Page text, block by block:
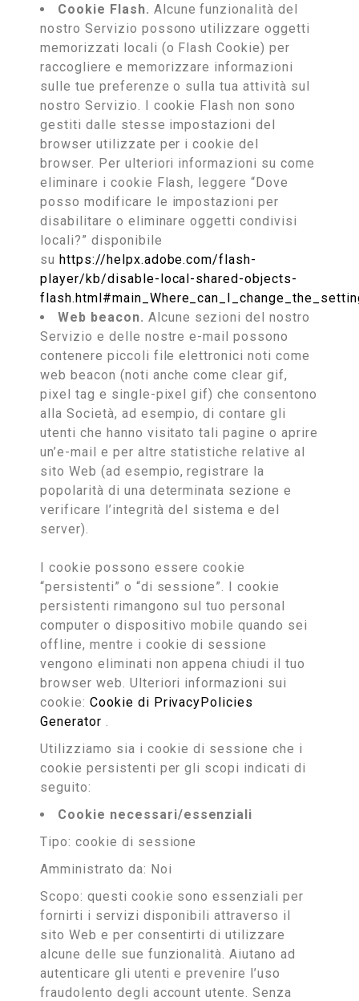
Cookie Flash. Alcune funzionalità del
nostro Servizio possono utilizzare oggetti
memorizzati locali (o Flash Cookie) per
raccogliere e memorizzare informazioni
sulle tue preferenze o sulla tua attività sul
nostro Servizio. I cookie Flash non sono
gestiti dalle stesse impostazioni del
browser utilizzate per i cookie del
browser. Per ulteriori informazioni su come
eliminare i cookie Flash, leggere “Dove
posso modificare le impostazioni per
disabilitare o eliminare oggetti condivisi
locali?” disponibile
suhttps://helpx.adobe.com/flash-
player/kb/disable-local-shared-objects-
Web beacon. Alcune sezioni del nostro
Servizio e delle nostre e-mail possono
contenere piccoli file elettronici noti come
web beacon (noti anche come clear gif,
pixel tag e single-pixel gif) che consentono
alla Società, ad esempio, di contare gli
utenti che hanno visitato tali pagine o aprire
un’e-mail e per altre statistiche relative al
sito Web (ad esempio, registrare la
popolarità di una determinata sezione e
verificare l’integrità del sistema e del
server).
I cookie possono essere cookie
“persistenti” o “di sessione”. I cookie
persistenti rimangono sul tuo personal
computer o dispositivo mobile quando sei
offline, mentre i cookie di sessione
vengono eliminati non appena chiudi il tuo
browser web. Ulteriori informazioni sui
cookie: Cookie di PrivacyPolicies
Generator .
Utilizziamo sia i cookie di sessione che i
cookie persistenti per gli scopi indicati di
seguito:
Cookie necessari/essenziali
Tipo: cookie di sessione
Amministrato da: Noi
Scopo: questi cookie sono essenziali per
fornirti i servizi disponibili attraverso il
sito Web e per consentirti di utilizzare
alcune delle sue funzionalità. Aiutano ad
autenticare gli utenti e prevenire l’uso
fraudolento degli account utente. Senza